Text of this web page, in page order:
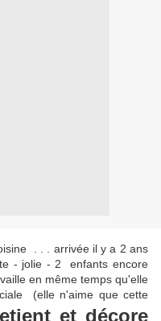
. . . arrivée il y a 2 ans
- jolie - 2 enfants encore
en même temps qu'elle
(elle n'aime que cette
et décore